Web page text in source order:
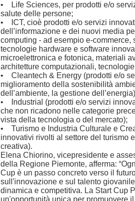
• Life Sciences, per prodotti e/o
salute delle persone;
• ICT, cioè prodotti e/o servizi
dell’informazione e dei nuovi media
computing - ad esempio e-
tecnologie hardware e software
microelettronica e fotonica, materiali
architetture computazionali,
• Cleantech & Energy (prodotti e/o
miglioramento della sostenibilità
dell’ambiente, la gestione
• Industrial (prodotti e/o servizi
che non ricadono nelle categorie
vista della tecnologia o del mercato);
• Turismo e Industria Culturale e
innovativi rivolti al settore del turismo
creativa).
Elena Chiorino, vicepresidente e
della Regione Piemonte, afferma:
Cup è un passo concreto verso il
sull'innovazione e sul talento
dinamica e competitiva. La Start Cup
un'opportunità unica per promuovere